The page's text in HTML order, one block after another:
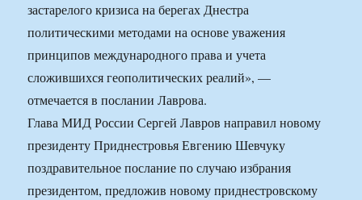
застарелого кризиса на берегах Днестра
политическими методами на основе уважения
принципов международного права и учета
сложившихся геополитических реалий», —
отмечается в послании Лаврова.
Глава МИД России Сергей Лавров направил новому
президенту Приднестровья Евгению Шевчуку
поздравительное послание по случаю избрания
президентом, предложив новому приднестровскому